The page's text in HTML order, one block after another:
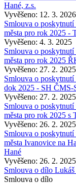
Hané, z.s.
Vyvěšeno: 12. 3. 2026
Smlouva o
města pro rok 2025 -
Vyvěšeno: 4. 3. 2025
Smlouva o
města pro rok 2025
Vyvěšeno: 27. 2. 2025
Smlouva o
dok 2025 - SH ČMS-
Vyvěšeno: 27. 2. 2025
Smlouva o
města pro rok 2025 s
Vyvěšeno: 26. 2. 2025
Smlouva o
města Ivanovice na
Hané
Vyvěšeno: 26. 2. 2025
Smlouva o dílo
Smlouva o dílo